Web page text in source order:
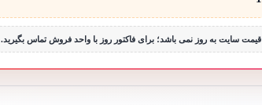
قیمت سایت به روز نمی باشد؛ برای فاکتور روز با واحد فروش تماس بگیرید.